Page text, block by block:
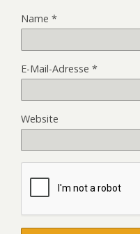
Name *
E-Mail-Adresse *
Website